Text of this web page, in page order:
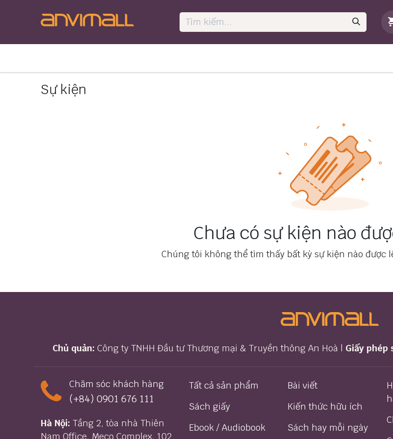
MỚI HOT
Sự kiện
Chưa có sự kiện nào
Chúng tôi không thể tìm thấy bất kỳ sự kiện nào được
Chủ quản: Công ty TNHH Đầu tư Thương mại & Truyền thông An Hoà | Giấy phép
Chăm sóc khách hàng
(+84) 0901 676 111
Hà Nội: Tầng 2, tòa nhà Thiên
Nam Office, Meco Complex, 102
Tất cả sản phẩm
Sách giấy
Ebook / Audiobook
Bài viết
Kiến thức hữu ích
Sách hay mỗi ngày